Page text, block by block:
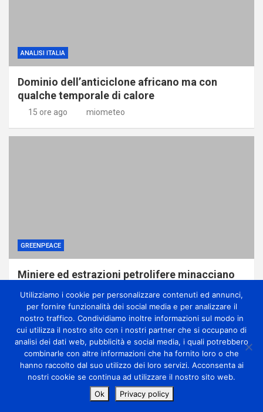
ANALISI ITALIA
Dominio dell’anticiclone africano ma con
qualche temporale di calore
15 ore ago miometeo
GREENPEACE
Miniere ed estrazioni petrolifere minacciano
Congo, svela report di Greenpeace
1 giorno ago miometeo
Copyright Miometeo © All rights reserved | Theme by
MantraBrain
Utilizziamo i cookie per personalizzare contenuti ed annunci,
per fornire funzionalità dei social media e per analizzare il
nostro traffico. Condividiamo inoltre informazioni sul modo in
cui utilizza il nostro sito con i nostri partner che si occupano di
analisi dei dati web, pubblicità e social media, i quali potrebbero
combinarle con altre informazioni che ha fornito loro o che
hanno raccolto dal suo utilizzo dei loro servizi. Acconsenta ai
nostri cookie se continua ad utilizzare il nostro sito web.
Ok
Privacy policy